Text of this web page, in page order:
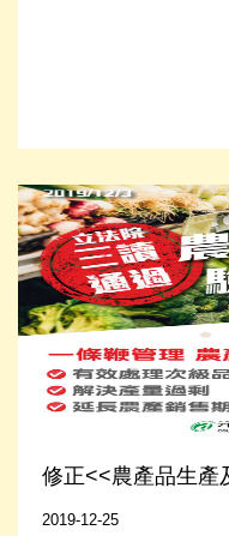
Read More
修正<<農產品生產
2019-12-25